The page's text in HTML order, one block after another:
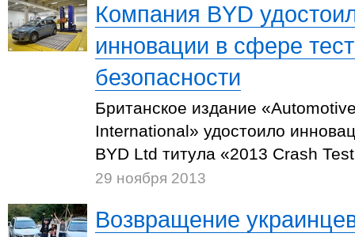
Компания BYD
инновации в сфере
безопасности
Британское издание
International» удостоило
BYD Ltd титула «2013 Crash
29 ноября 2013
Возвращение